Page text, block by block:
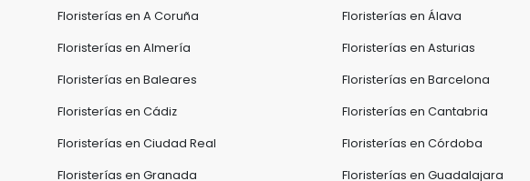
Floristerías en A Coruña Floristerías en Álava
Floristerías en Almería Floristerías en Asturias
Floristerías en Baleares Floristerías en Barcelona
Floristerías en Cádiz Floristerías en Cantabria
Floristerías en Ciudad Real Floristerías en Córdoba
Floristerías en Granada Floristerías en Guadalajara